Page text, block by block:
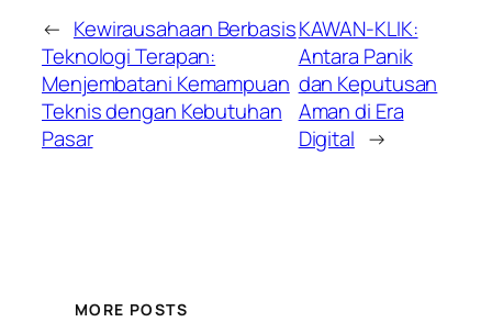
← Kewirausahaan Berbasis
Teknologi Terapan:
Menjembatani Kemampuan
Teknis dengan Kebutuhan
Pasar
KAWAN-KLIK:
Antara Panik
dan Keputusan
Aman di Era
Digital →
MORE POSTS